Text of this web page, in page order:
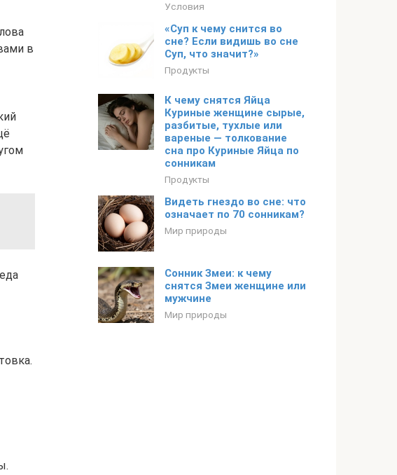
в
Условия
«Суп к чему снится во
сне? Если видишь во сне
Суп, что значит?»
Продукты
К чему снятся Яйца
Куриные женщине сырые,
разбитые, тухлые или
вареные — толкование
сна про Куриные Яйца по
сонникам
Продукты
Видеть гнездо во сне: что
означает по 70 сонникам?
Мир природы
Сонник Змеи: к чему
снятся Змеи женщине или
мужчине
Мир природы